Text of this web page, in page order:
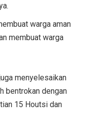
warga aman
membuat warga
menyelesaikan
bentrokan dengan
15 Houtsi dan